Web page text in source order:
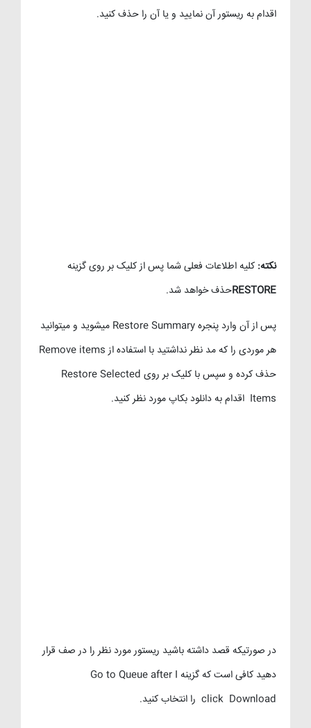
اقدام به ریستور آن نمایید و یا آن را حذف کنید.
نکته: کلیه اطلاعات فعلی شما پس از کلیک بر روی گزینه
RESTOREحذف خواهد شد.
پس از آن وارد پنجره Restore Summary میشوید و میتوانید
حذف کرده و سپس با کلیک بر روی Restore Selected
Items اقدام به دانلود بکاپ مورد نظر کنید.
در صورتیکه قصد داشته باشید ریستور مورد نظر را در صف قرار
دهید کافی است که گزینه Go to Queue after I
click Download را انتخاب کنید.